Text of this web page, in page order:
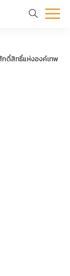
ท่อง เที่ยวอย่าง
กดิ์สิทธิ์แห่งองค์เทพ